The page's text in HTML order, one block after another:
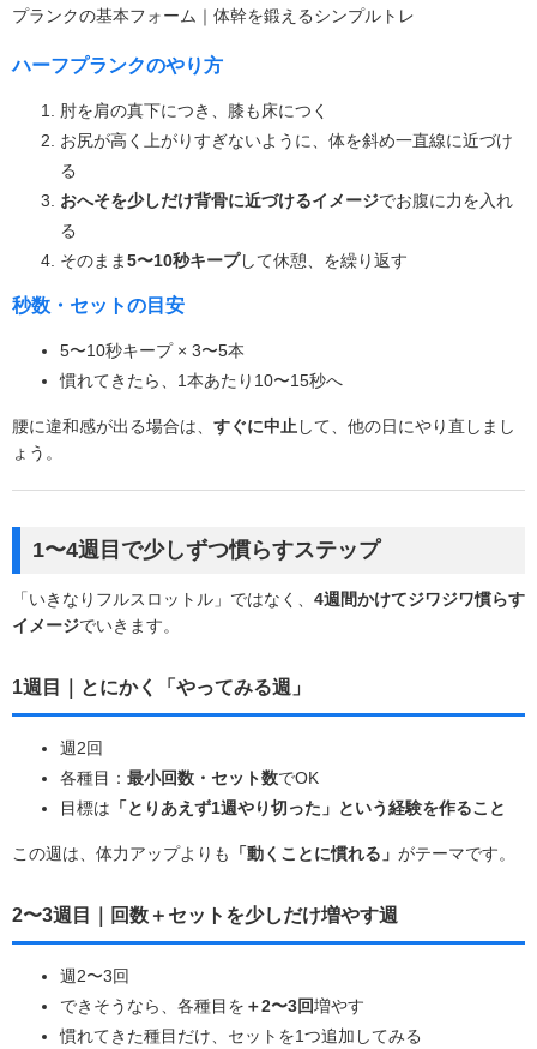
プランクの基本フォーム｜体幹を鍛えるシンプルトレ
ハーフプランクのやり方
肘を肩の真下につき、膝も床につく
お尻が高く上がりすぎないように、体を斜め一直線に近づけ
る
おへそを少しだけ背骨に近づけるイメージでお腹に力を入れ
る
そのまま5〜10秒キープして休憩、を繰り返す
秒数・セットの目安
5〜10秒キープ × 3〜5本
慣れてきたら、1本あたり10〜15秒へ
腰に違和感が出る場合は、 すぐに中止 して、他の日にやり直しまし
ょう。
1〜4週目で少しずつ慣らすステップ
「いきなりフルスロットル」ではなく、 4週間かけてジワジワ慣らす
イメージでいきます。
1週目｜とにかく「やってみる週」
週2回
各種目： 最小回数・セット数でOK
目標は 「とりあえず1週やり切った」という経験を作ること
この週は、体力アップよりも 「動くことに慣れる」 がテーマです。
2〜3週目｜回数＋セットを少しだけ増やす週
週2〜3回
できそうなら、各種目を ＋2〜3回増やす
慣れてきた種目だけ、セットを1つ追加してみる